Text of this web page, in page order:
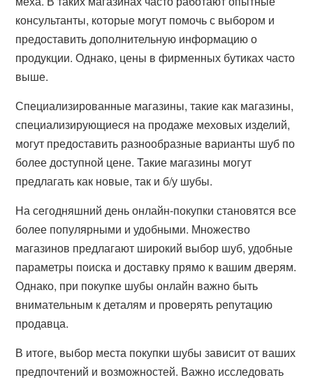
консультанты, которые могут помочь с выбором и
предоставить дополнительную информацию о
продукции. Однако, цены в фирменных бутиках часто
выше.
Специализированные магазины, такие как магазины,
специализирующиеся на продаже меховых изделий,
могут предоставить разнообразные варианты шуб по
более доступной цене. Такие магазины могут
предлагать как новые, так и б/у шубы.
На сегодняшний день онлайн-покупки становятся все
более популярными и удобными. Множество
магазинов предлагают широкий выбор шуб, удобные
параметры поиска и доставку прямо к вашим дверям.
Однако, при покупке шубы онлайн важно быть
внимательным к деталям и проверять репутацию
продавца.
В итоге, выбор места покупки шубы зависит от ваших
предпочтений и возможностей. Важно исследовать